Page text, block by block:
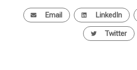
Email LinkedIn
Twitter